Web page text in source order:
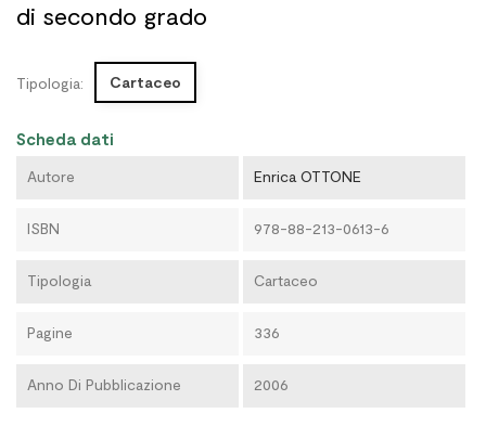
di secondo grado
Tipologia: Cartaceo
Scheda dati
Autore Enrica OTTONE
ISBN 978-88-213-0613-6
Tipologia Cartaceo
Pagine 336
Anno Di Pubblicazione 2006